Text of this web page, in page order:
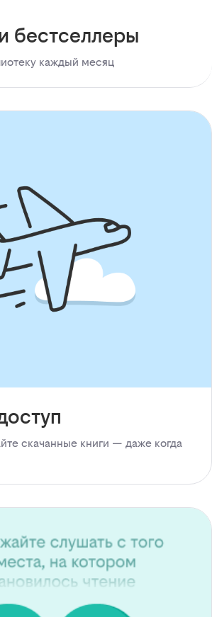
бестселлеры
каждый месяц
скачанные книги — даже когда